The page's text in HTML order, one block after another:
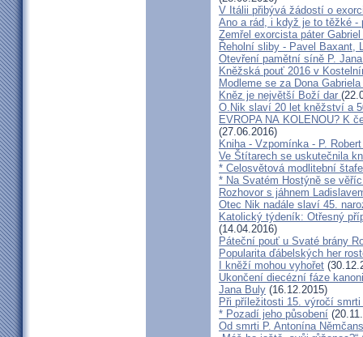
V Itálii přibývá žádostí o
Ano a rád, i když je to těžké -
Zemřel exorcista páter Gabriel
Řeholní sliby - Pavel Baxant,
Otevření pamětní síně P.
Kněžská pouť 2016 v
Modleme se za Dona
Kněz je největší Boží dar
O.Nik slaví 20 let kněžství a
EVROPA NA KOLENOU? K
(27.06.2016)
Kniha - Vzpomínka - P.
Ve Štítarech se uskutečnila
* Celosvětová modlitební
* Na Svatém Hostýně se
Rozhovor s jáhnem
Otec Nik nadále slaví 45.
Katolický týdeník: Otřesný
(14.04.2016)
Páteční pouť u Svaté brány
Popularita ďábelských her
I kněží mohou vyhořet
Ukončení diecézní fáze
Jana Buly (16.12.2015)
Při příležitosti 15. výročí
* Pozadí jeho působení
Od smrti P. Antonína